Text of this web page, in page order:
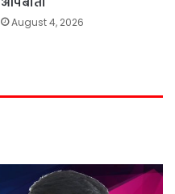
August 4, 2026